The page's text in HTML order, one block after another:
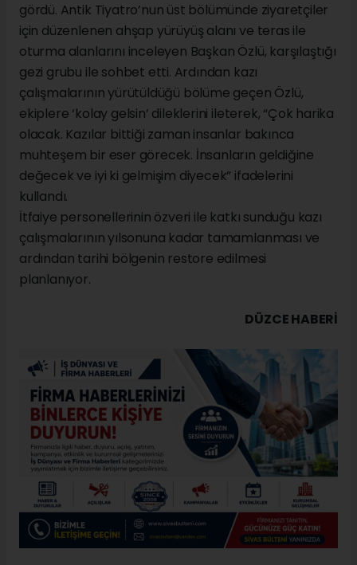
gördü. Antik Tiyatro’nun üst bölümünde ziyaretçiler
için düzenlenen ahşap yürüyüş alanı ve teras ile
oturma alanlarını inceleyen Başkan Özlü, karşılaştığı
gezi grubu ile sohbet etti. Ardından kazı
çalışmalarının yürütüldüğü bölüme geçen Özlü,
ekiplere ‘kolay gelsin’ dileklerini ileterek, “Çok harika
olacak. Kazılar bittiği zaman insanlar bakınca
muhteşem bir eser görecek. İnsanların geldiğine
değecek ve iyi ki gelmişim diyecek” ifadelerini
kullandı.
İtfaiye personellerinin özveri ile katkı sunduğu kazı
çalışmalarının yılsonuna kadar tamamlanması ve
ardından tarihi bölgenin restore edilmesi
planlanıyor.
DÜZCE HABERİ